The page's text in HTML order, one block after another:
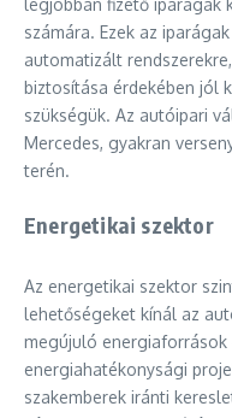
legjobban fizető iparágak
számára. Ezek az
automatizált
biztosítása érdekében jól
szükségük. Az autóipari
Mercedes, gyakran
terén.
Energetikai szektor
Az energetikai szektor
lehetőségeket kínál az
megújuló energiaforrások
energiahatékonysági
szakemberek iránti